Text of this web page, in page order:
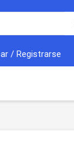
/ Registrarse